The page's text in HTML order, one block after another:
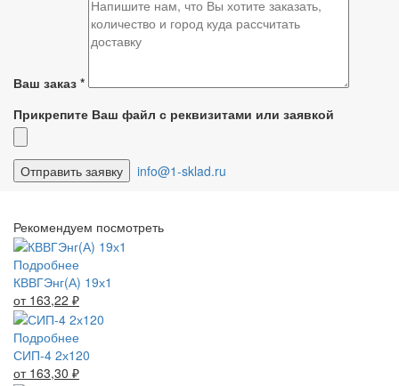
Ваш заказ *
Прикрепите Ваш файл с реквизитами или заявкой
info@1-sklad.ru
Рекомендуем посмотреть
Подробнее
КВВГЭнг(А) 19х1
от 163,22 ₽
Подробнее
СИП-4 2х120
от 163,30 ₽